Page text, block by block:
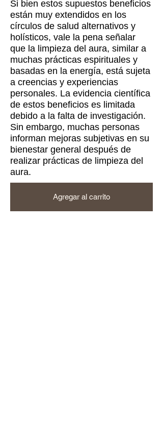
Si bien estos supuestos beneficios
están muy extendidos en los
círculos de salud alternativos y
holísticos, vale la pena señalar
que la limpieza del aura, similar a
muchas prácticas espirituales y
basadas en la energía, está sujeta
a creencias y experiencias
personales. La evidencia científica
de estos beneficios es limitada
debido a la falta de investigación.
Sin embargo, muchas personas
informan mejoras subjetivas en su
bienestar general después de
realizar prácticas de limpieza del
aura.
Agregar al carrito